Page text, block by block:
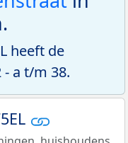
heeft de
a t/m 38.